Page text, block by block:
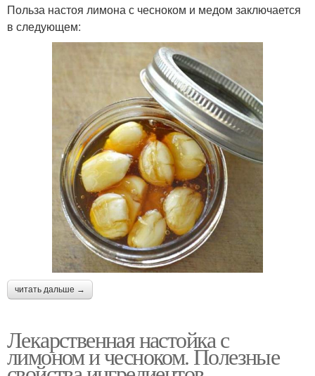
Польза настоя лимона с чесноком и медом заключается
в следующем:
читать дальше →
Лекарственная настойка с
лимоном и чесноком. Полезные